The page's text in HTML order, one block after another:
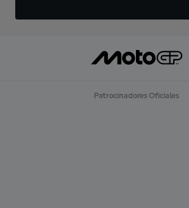
Patrocinadores Oficiales